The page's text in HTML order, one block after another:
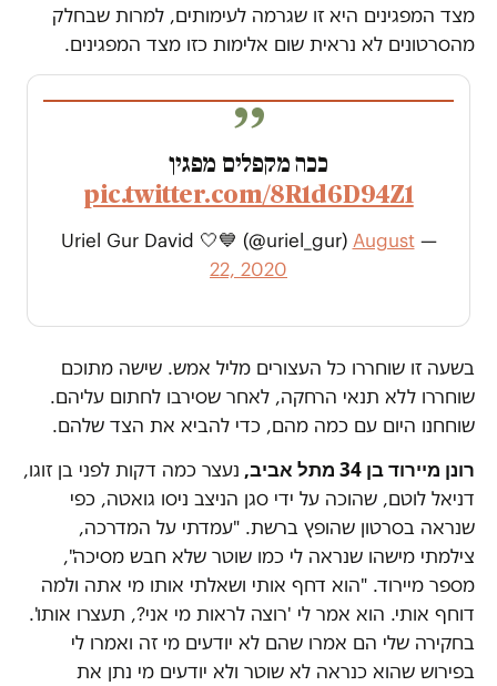
מצד המפגינים היא זו שגרמה לעימותים, למרות שבחלק
מהסרטונים לא נראית שום אלימות כזו מצד המפגינים.
ככה מקפלים מפגין
pic.twitter.com/8R1d6D94Z1
— Uriel Gur David 🤍💙 (@uriel_gur)
August
22, 2020
בשעה זו שוחררו כל העצורים מליל אמש. שישה מתוכם
שוחררו ללא תנאי הרחקה, לאחר שסירבו לחתום עליהם.
שוחחנו היום עם כמה מהם, כדי להביא את הצד שלהם.
רונן מיירוד בן 34 מתל אביב,
נעצר כמה דקות לפני בן זוגו,
דניאל לוטם, שהוכה על ידי סגן הניצב ניסו גואטה, כפי
שנראה בסרטון שהופץ ברשת. "עמדתי על המדרכה,
צילמתי מישהו שנראה לי כמו שוטר שלא חבש מסיכה",
מספר מיירוד. "הוא דחף אותי ושאלתי אותו מי אתה ולמה
דוחף אותי. הוא אמר לי 'רוצה לראות מי אני?, תעצרו אותו'.
בחקירה שלי הם אמרו שהם לא יודעים מי זה ואמרו לי
בפירוש שהוא כנראה לא שוטר ולא יודעים מי נתן את